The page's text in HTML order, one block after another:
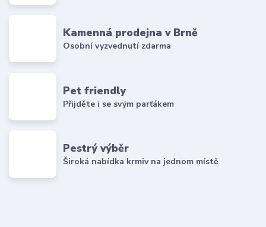
Kamenná prodejna v Brně
Osobní vyzvednutí zdarma
Pet friendly
Přijděte i se svým parťákem
Pestrý výběr
Široká nabídka krmiv na jednom místě